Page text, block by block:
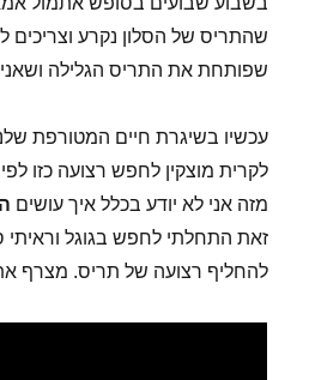
שהתריס של הסלון נקרע וצריכים
שפותחת את התריס הגלילה ושאני
עכשיו בשיגרת חיים המטורפת
לקרית מוצקין לחפש רצועה כזו
מזה אני לא יודע בכלל איך עושים
זאת התחלתי לחפש בגוגל וראיתי
להחליף רצועה של תריס. מצרף